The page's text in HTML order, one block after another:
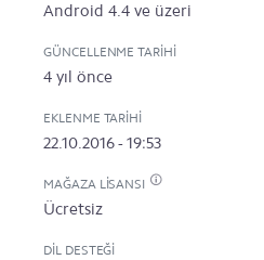
Android 4.4 ve üzeri
GÜNCELLENME TARIHI
4 yıl önce
EKLENME TARIHI
22.10.2016 - 19:53
MAĞAZA LISANSI
Ücretsiz
DIL DESTEĞI